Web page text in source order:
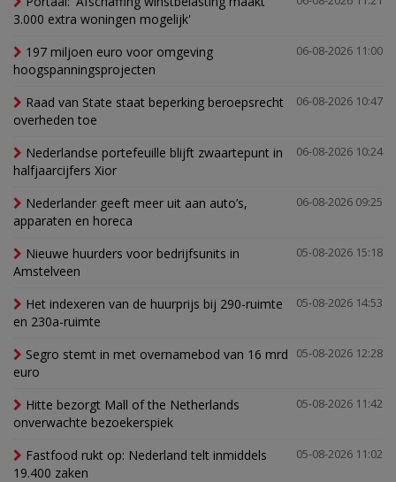
3.000 extra woningen mogelijk'
06-08-2026 11:00
197 miljoen euro voor omgeving
hoogspanningsprojecten
06-08-2026 10:47
Raad van State staat beperking beroepsrecht
overheden toe
06-08-2026 10:24
Nederlandse portefeuille blijft zwaartepunt in
halfjaarcijfers Xior
06-08-2026 09:25
Nederlander geeft meer uit aan auto’s,
apparaten en horeca
05-08-2026 15:18
Nieuwe huurders voor bedrijfsunits in
Amstelveen
05-08-2026 14:53
Het indexeren van de huurprijs bij 290-ruimte
en 230a-ruimte
05-08-2026 12:28
Segro stemt in met overnamebod van 16 mrd
euro
05-08-2026 11:42
Hitte bezorgt Mall of the Netherlands
onverwachte bezoekerspiek
05-08-2026 11:02
Fastfood rukt op: Nederland telt inmiddels
19.400 zaken